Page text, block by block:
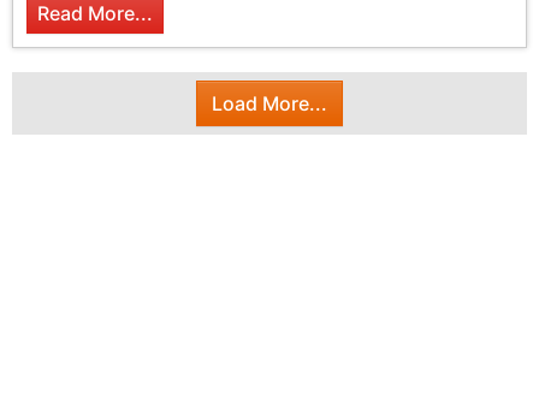
Read More...
Load More...